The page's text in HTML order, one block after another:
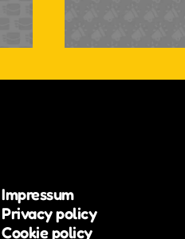
Impressum
Privacy policy
Cookie policy